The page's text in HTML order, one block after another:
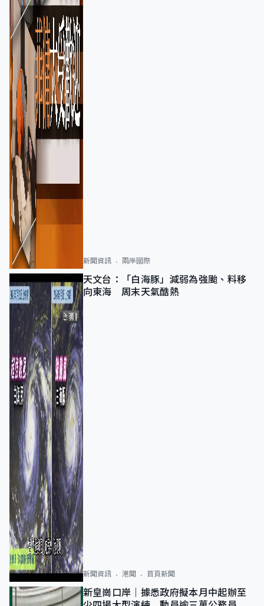
新聞資訊 兩岸國際
天文台：「白海豚」減弱為強颱、料移
向東海 周末天氣酷熱
新聞資訊 港聞 首頁新聞
新皇崗口岸｜據悉政府擬本月中起辦至